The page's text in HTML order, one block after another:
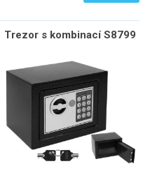
Trezor s kombinací S8799